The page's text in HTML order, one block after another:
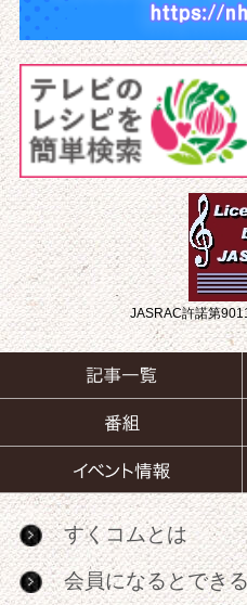
JASRAC許諾第
すくコムとは
会員になるとでき